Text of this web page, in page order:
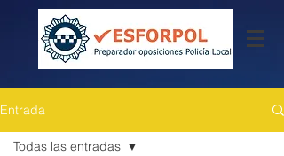
Entrada
Todas las entradas